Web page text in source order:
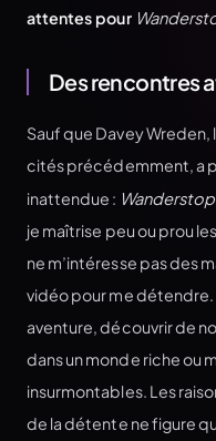
attentes pour
Des rencontres
Sauf que Davey
cités précédemment, a
inattendue : Wanderstop
je maîtrise peu ou prou
ne m’intéresse pas des
vidéo pour me détendre.
aventure, découvrir de
dans un monde riche ou
insurmontables. Les
de la détente ne figure